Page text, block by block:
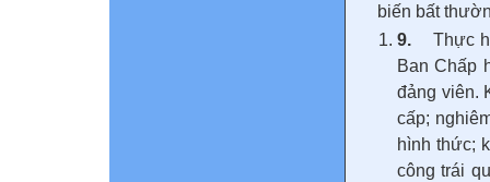
biến bất
9. Thực
Ban Chấp
đảng viên.
cấp;
hình thức;
công trái